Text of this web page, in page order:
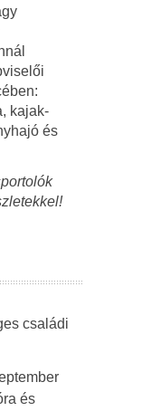
kajak-
és
családi
és